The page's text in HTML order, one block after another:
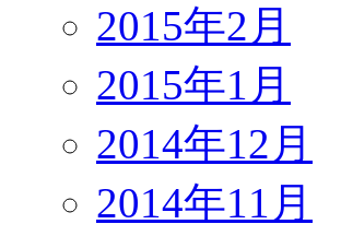
2015年2月
2015年1月
2014年12月
2014年11月